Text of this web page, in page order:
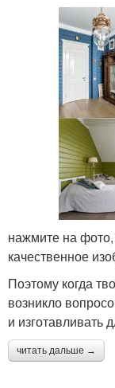
нажмите на
качественное
Поэтому когда
возникло
и изготавливать
читать дальше →